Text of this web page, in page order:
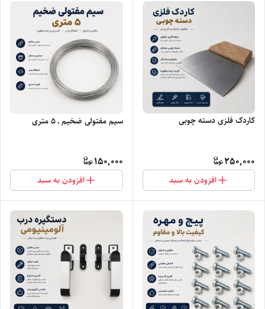
کاردک فلزی دسته چوبی
250,000
افزودن به سبد
سیم مفتولی ضخیم ـ ۵ متری
150,000
افزودن به سبد